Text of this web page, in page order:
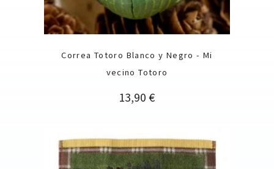
Correa Totoro Blanco y Negro - Mi
vecino Totoro
Precio
13,90 €